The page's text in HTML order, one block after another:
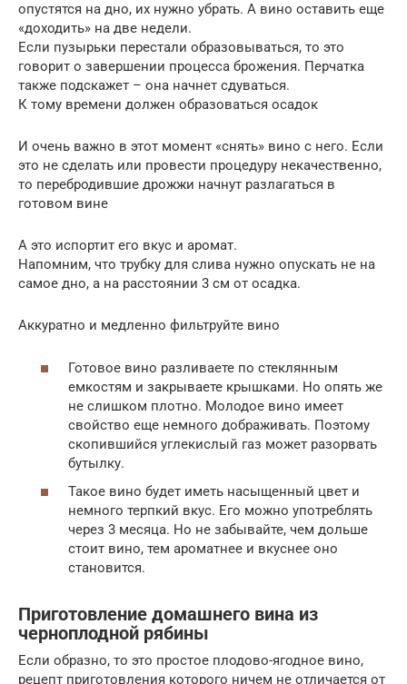
опустятся на дно, их нужно убрать. А вино оставить еще
«доходить» на две недели.
Если пузырьки перестали образовываться, то это
говорит о завершении процесса брожения. Перчатка
также подскажет – она начнет сдуваться.
К тому времени должен образоваться осадок
И очень важно в этот момент «снять» вино с него. Если
это не сделать или провести процедуру некачественно,
то перебродившие дрожжи начнут разлагаться в
готовом вине
А это испортит его вкус и аромат.
Напомним, что трубку для слива нужно опускать не на
самое дно, а на расстоянии 3 см от осадка.
Аккуратно и медленно фильтруйте вино
Готовое вино разливаете по стеклянным
емкостям и закрываете крышками. Но опять же
не слишком плотно. Молодое вино имеет
свойство еще немного дображивать. Поэтому
скопившийся углекислый газ может разорвать
бутылку.
Такое вино будет иметь насыщенный цвет и
немного терпкий вкус. Его можно употреблять
через 3 месяца. Но не забывайте, чем дольше
стоит вино, тем ароматнее и вкуснее оно
становится.
Приготовление домашнего вина из
черноплодной рябины
Если образно, то это простое плодово-ягодное вино,
рецепт приготовления которого ничем не отличается от